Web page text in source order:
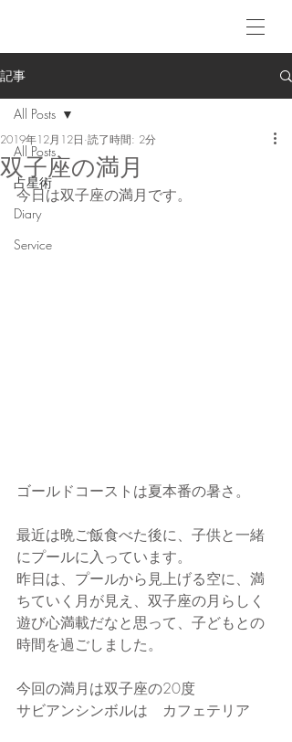
記事
All Posts
占星術
Diary
Service
All Posts
双子座の満月
2019年12月12日 読了時間: 2分
今日は双子座の満月です。
ゴールドコーストは夏本番の暑さ。
最近は晩ご飯食べた後に、子供と一緒
にプールに入っています。
昨日は、プールから見上げる空に、満
ちていく月が見え、双子座の月らしく
遊び心満載だなと思って、子どもとの
時間を過ごしました。
今回の満月は双子座の20度
サビアンシンボルは　カフェテリア